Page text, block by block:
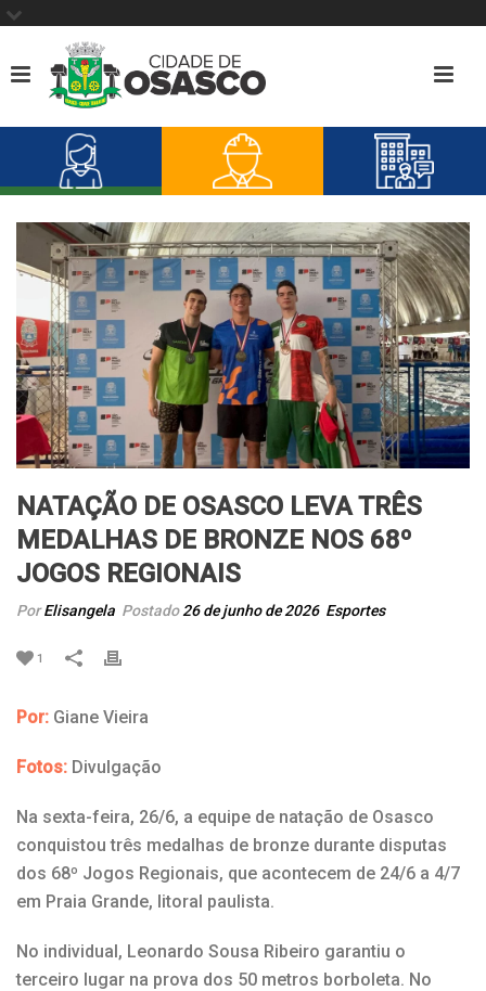
NATAÇÃO DE OSASCO LEVA TRÊS
MEDALHAS DE BRONZE NOS 68º
JOGOS REGIONAIS
PorElisangela Postado26 de junho de 2026 Esportes
1
Por: Giane Vieira
Fotos: Divulgação
Na sexta-feira, 26/6, a equipe de natação de Osasco
conquistou três medalhas de bronze durante disputas
dos 68º Jogos Regionais, que acontecem de 24/6 a 4/7
em Praia Grande, litoral paulista.
No individual, Leonardo Sousa Ribeiro garantiu o
terceiro lugar na prova dos 50 metros borboleta. No